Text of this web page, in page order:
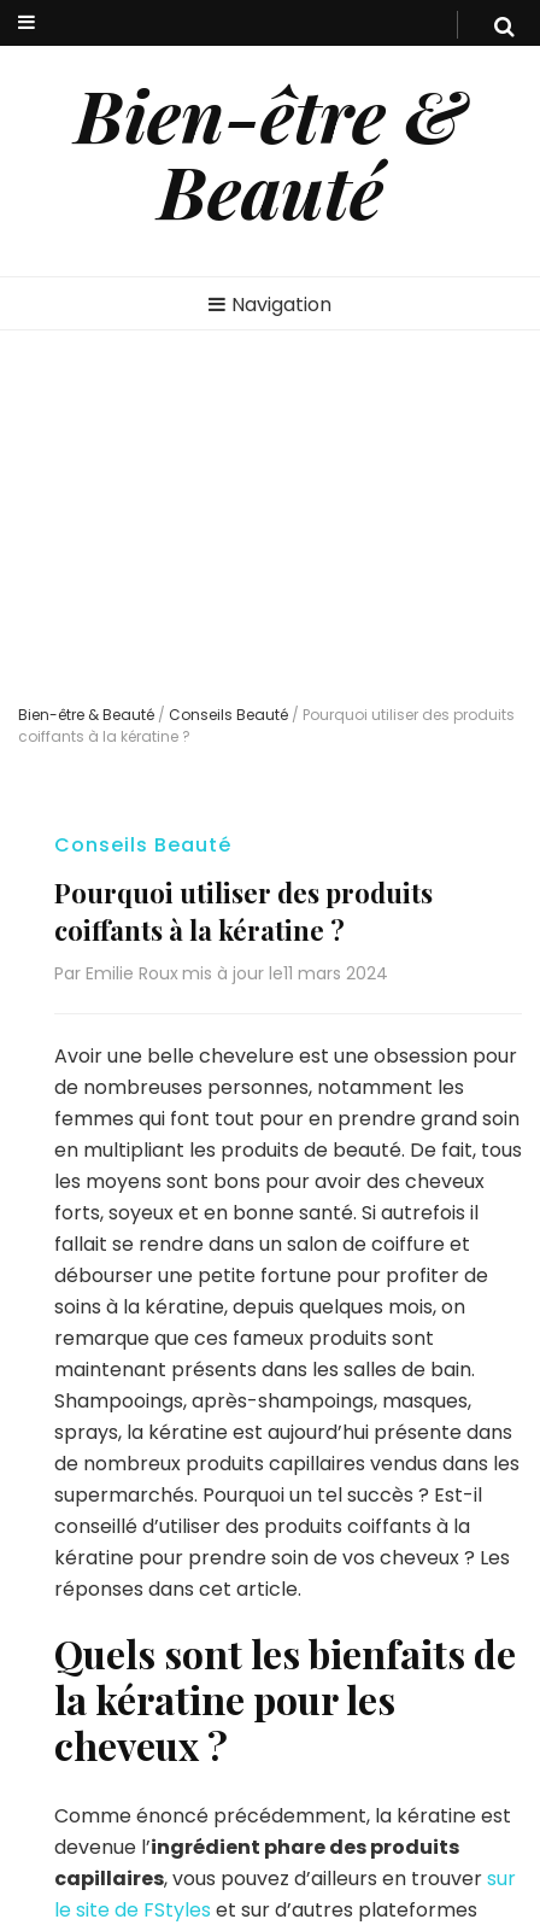
Bien-être &
Beauté
Navigation
Bien-être & Beauté / Conseils Beauté / Pourquoi utiliser des produits
coiffants à la kératine ?
Conseils Beauté
Pourquoi utiliser des produits
coiffants à la kératine ?
Par Emilie Roux mis à jour le11 mars 2024
Avoir une belle chevelure est une obsession pour
de nombreuses personnes, notamment les
femmes qui font tout pour en prendre grand soin
en multipliant les produits de beauté. De fait, tous
les moyens sont bons pour avoir des cheveux
forts, soyeux et en bonne santé. Si autrefois il
fallait se rendre dans un salon de coiffure et
débourser une petite fortune pour profiter de
soins à la kératine, depuis quelques mois, on
remarque que ces fameux produits sont
maintenant présents dans les salles de bain.
Shampooings, après-shampoings, masques,
sprays, la kératine est aujourd’hui présente dans
de nombreux produits capillaires vendus dans les
supermarchés. Pourquoi un tel succès ? Est-il
conseillé d’utiliser des produits coiffants à la
kératine pour prendre soin de vos cheveux ? Les
réponses dans cet article.
Quels sont les bienfaits de
la kératine pour les
cheveux ?
Comme énoncé précédemment, la kératine est
devenue l’ingrédient phare des produits
capillaires, vous pouvez d’ailleurs en trouversur
le site de FStyles et sur d’autres plateformes